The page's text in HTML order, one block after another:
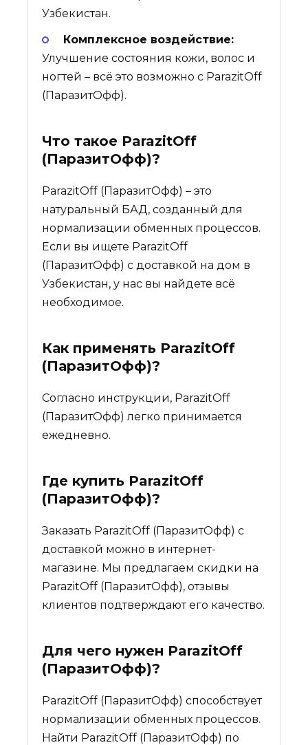
Узбекистан.
Комплексное воздействие:
Улучшение состояния кожи, волос и
ногтей – всё это возможно с ParazitOff
(ПаразитОфф).
Что такое ParazitOff
(ПаразитОфф)?
ParazitOff (ПаразитОфф) – это
натуральный БАД, созданный для
нормализации обменных процессов.
Если вы ищете ParazitOff
(ПаразитОфф) с доставкой на дом в
Узбекистан, у нас вы найдете всё
необходимое.
Как применять ParazitOff
(ПаразитОфф)?
Согласно инструкции, ParazitOff
(ПаразитОфф) легко принимается
ежедневно.
Где купить ParazitOff
(ПаразитОфф)?
Заказать ParazitOff (ПаразитОфф) с
доставкой можно в интернет-
магазине. Мы предлагаем скидки на
ParazitOff (ПаразитОфф), отзывы
клиентов подтверждают его качество.
Для чего нужен ParazitOff
(ПаразитОфф)?
ParazitOff (ПаразитОфф) способствует
нормализации обменных процессов.
Найти ParazitOff (ПаразитОфф) по